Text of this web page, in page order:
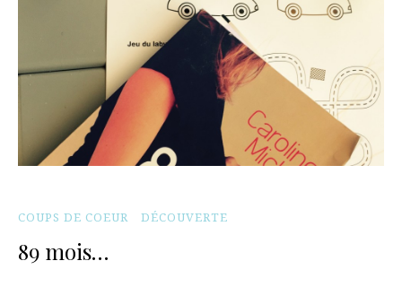
COUPS DE COEUR DÉCOUVERTE
89 mois…